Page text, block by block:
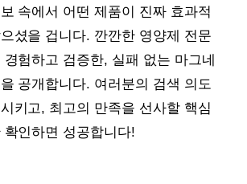
속에서 어떤 제품이 진짜 효과적
셨을 겁니다. 깐깐한 영양제 전문
험하고 검증한, 실패 없는 마그네
공개합니다. 여러분의 검색 의도
키고, 최고의 만족을 선사할 핵심
인하면 성공합니다!